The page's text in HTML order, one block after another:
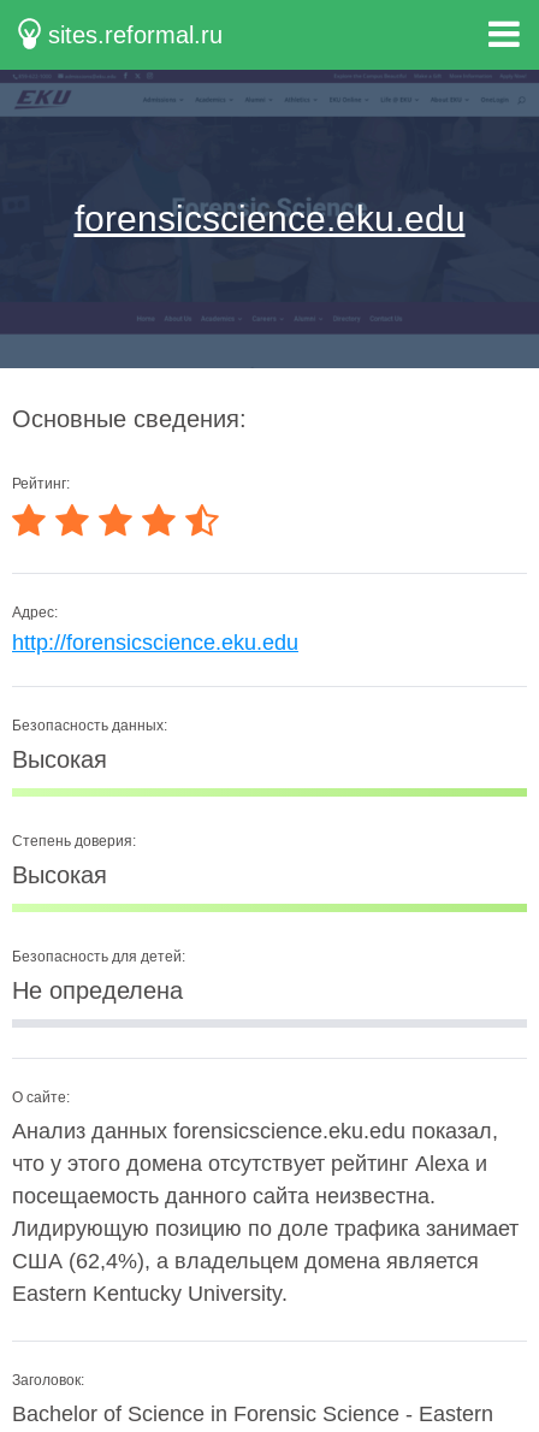
sites.reformal.ru
forensicscience.eku.edu
Основные сведения:
Рейтинг:
Адрес:
http://forensicscience.eku.edu
Безопасность данных:
Высокая
Степень доверия:
Высокая
Безопасность для детей:
Не определена
О сайте:
Анализ данных forensicscience.eku.edu показал,
что у этого домена отсутствует рейтинг Alexa и
посещаемость данного сайта неизвестна.
Лидирующую позицию по доле трафика занимает
США (62,4%), а владельцем домена является
Eastern Kentucky University.
Заголовок:
Bachelor of Science in Forensic Science - Eastern